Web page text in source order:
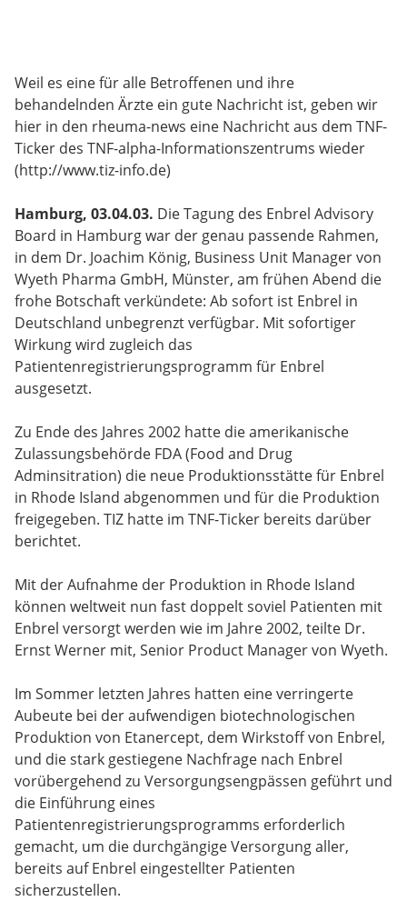
Weil es eine für alle Betroffenen und ihre
behandelnden Ärzte ein gute Nachricht ist, geben wir
hier in den rheuma-news eine Nachricht aus dem TNF-
Ticker des TNF-alpha-Informationszentrums wieder
(http://www.tiz-info.de)
Hamburg, 03.04.03. Die Tagung des Enbrel Advisory
Board in Hamburg war der genau passende Rahmen,
in dem Dr. Joachim König, Business Unit Manager von
Wyeth Pharma GmbH, Münster, am frühen Abend die
frohe Botschaft verkündete: Ab sofort ist Enbrel in
Deutschland unbegrenzt verfügbar. Mit sofortiger
Wirkung wird zugleich das
Patientenregistrierungsprogramm für Enbrel
ausgesetzt.
Zu Ende des Jahres 2002 hatte die amerikanische
Zulassungsbehörde FDA (Food and Drug
Adminsitration) die neue Produktionsstätte für Enbrel
in Rhode Island abgenommen und für die Produktion
freigegeben. TIZ hatte im TNF-Ticker bereits darüber
berichtet.
Mit der Aufnahme der Produktion in Rhode Island
können weltweit nun fast doppelt soviel Patienten mit
Enbrel versorgt werden wie im Jahre 2002, teilte Dr.
Ernst Werner mit, Senior Product Manager von Wyeth.
Im Sommer letzten Jahres hatten eine verringerte
Aubeute bei der aufwendigen biotechnologischen
Produktion von Etanercept, dem Wirkstoff von Enbrel,
und die stark gestiegene Nachfrage nach Enbrel
vorübergehend zu Versorgungsengpässen geführt und
die Einführung eines
Patientenregistrierungsprogramms erforderlich
gemacht, um die durchgängige Versorgung aller,
bereits auf Enbrel eingestellter Patienten
sicherzustellen.